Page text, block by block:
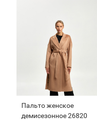
Пальто женское
демисезонное 26820